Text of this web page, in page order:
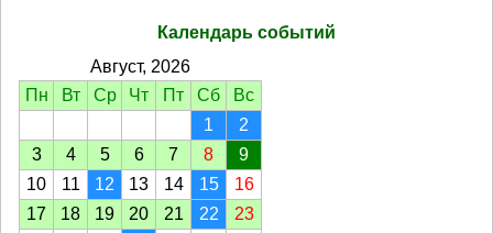
Календарь событий
Август, 2026
Пн
Вт Ср Чт Пт Сб
Вс
1
2
3
4 5 6 7 8
9
10
11 12 13 14 15
16
17
18 19 20 21 22
23